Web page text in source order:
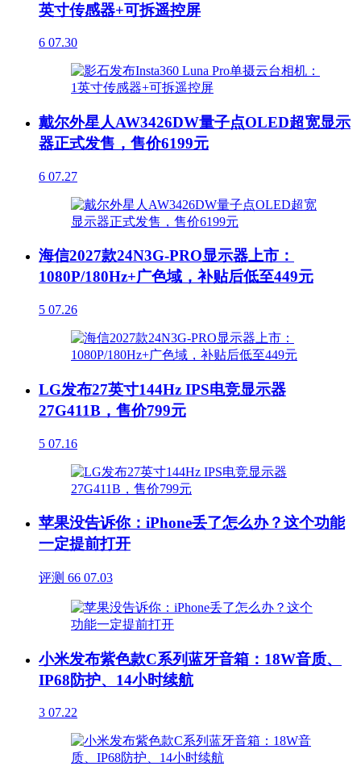
英寸传感器+可拆遥控屏
6 07.30
戴尔外星人AW3426DW量子点OLED超宽显示
器正式发售，售价6199元
6 07.27
海信2027款24N3G-PRO显示器上市：
1080P/180Hz+广色域，补贴后低至449元
5 07.26
LG发布27英寸144Hz IPS电竞显示器
27G411B，售价799元
5 07.16
苹果没告诉你：iPhone丢了怎么办？这个功能
一定提前打开
评测 66 07.03
小米发布紫色款C系列蓝牙音箱：18W音质、
IP68防护、14小时续航
3 07.22